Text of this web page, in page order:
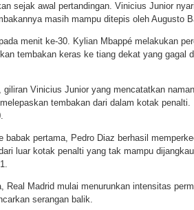
sejak awal pertandingan. Vinicius Junior
masih mampu ditepis oleh Augusto
menit ke-30. Kylian Mbappé melakukan
tembakan keras ke tiang dekat yang gagal
giliran Vinicius Junior yang mencatatkan
tembakan dari dalam kotak penalti.
babak pertama, Pedro Diaz berhasil
luar kotak penalti yang tak mampu
Real Madrid mulai menurunkan intensitas
serangan balik.